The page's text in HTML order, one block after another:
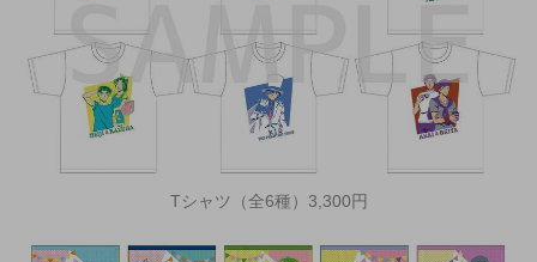
Tシャツ（全6種）3,300円